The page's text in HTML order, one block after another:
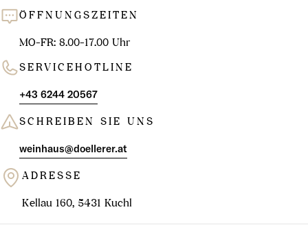
ÖFFNUNGSZEITEN
MO-FR: 8.00-17.00 Uhr
SERVICEHOTLINE
+43 6244 20567
SCHREIBEN SIE UNS
weinhaus@doellerer.at
ADRESSE
Kellau 160, 5431 Kuchl